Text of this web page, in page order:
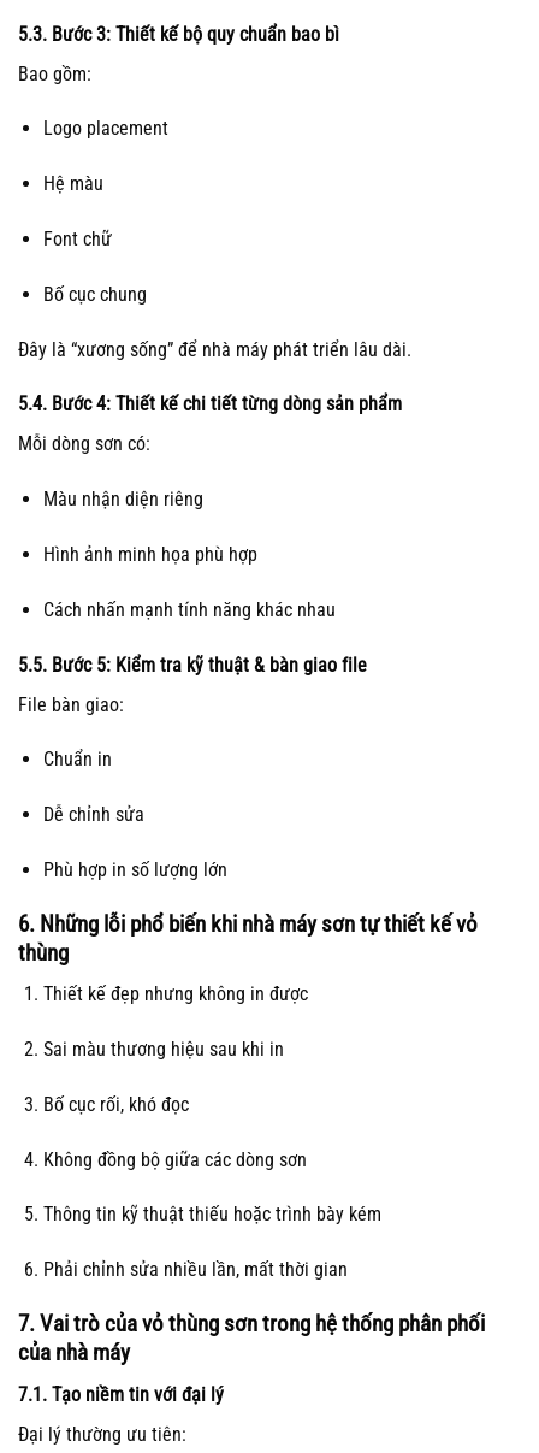
5.3. Bước 3: Thiết kế bộ quy chuẩn bao bì
Bao gồm:
Logo placement
Hệ màu
Font chữ
Bố cục chung
Đây là “xương sống” để nhà máy phát triển lâu dài.
5.4. Bước 4: Thiết kế chi tiết từng dòng sản phẩm
Mỗi dòng sơn có:
Màu nhận diện riêng
Hình ảnh minh họa phù hợp
Cách nhấn mạnh tính năng khác nhau
5.5. Bước 5: Kiểm tra kỹ thuật & bàn giao file
File bàn giao:
Chuẩn in
Dễ chỉnh sửa
Phù hợp in số lượng lớn
6. Những lỗi phổ biến khi nhà máy sơn tự thiết kế vỏ
thùng
Thiết kế đẹp nhưng không in được
Sai màu thương hiệu sau khi in
Bố cục rối, khó đọc
Không đồng bộ giữa các dòng sơn
Thông tin kỹ thuật thiếu hoặc trình bày kém
Phải chỉnh sửa nhiều lần, mất thời gian
7. Vai trò của vỏ thùng sơn trong hệ thống phân phối
của nhà máy
7.1. Tạo niềm tin với đại lý
Đại lý thường ưu tiên: